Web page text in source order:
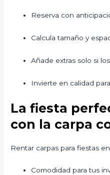
Reserva con
Calcula tamaño y
Añade extras solo si
Invierte en calidad
La fiesta
con la carpa
Rentar carpas para fiestas
Comodidad para tus